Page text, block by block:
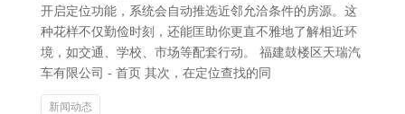
开启定位功能，系统会自动推选近邻允洽条件的房源。这
种花样不仅勤俭时刻，还能匡助你更直不雅地了解相近环
境，如交通、学校、市场等配套行动。 福建鼓楼区天瑞汽
车有限公司 - 首页 其次，在定位查找的同
新闻动态